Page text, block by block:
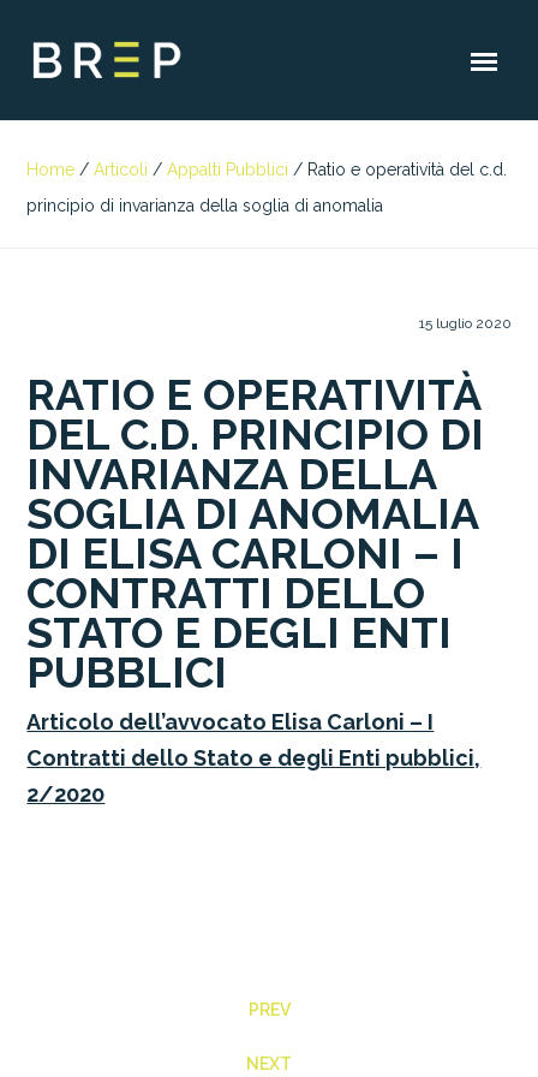
Home / Articoli / Appalti Pubblici / Ratio e operatività del c.d.
principio di invarianza della soglia di anomalia
15 luglio 2020
RATIO E OPERATIVITÀ
DEL C.D. PRINCIPIO DI
INVARIANZA DELLA
SOGLIA DI ANOMALIA
DI ELISA CARLONI – I
CONTRATTI DELLO
STATO E DEGLI ENTI
PUBBLICI
Articolo dell’avvocato Elisa Carloni – I
Contratti dello Stato e degli Enti pubblici,
2/2020
PREV
NEXT